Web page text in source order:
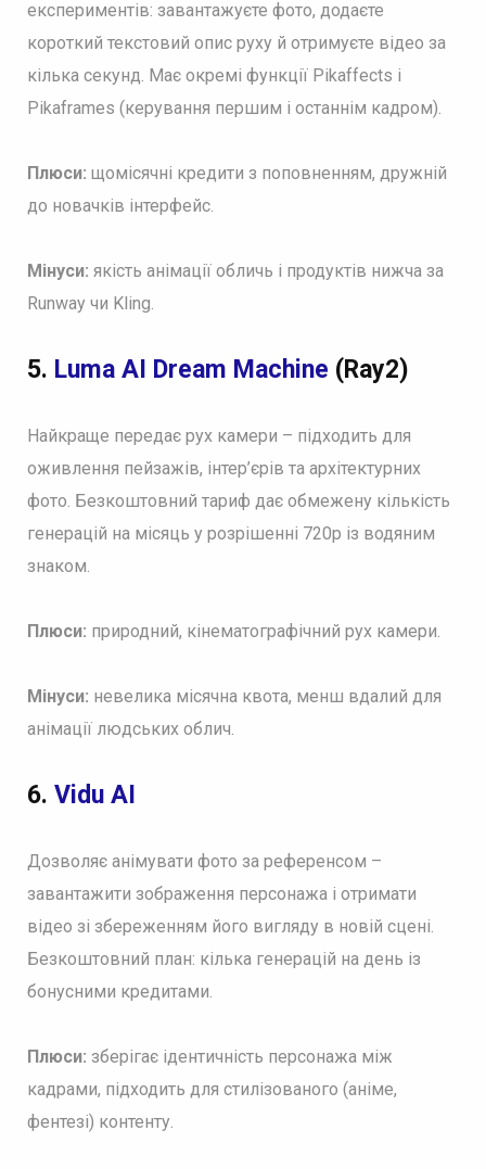
експериментів: завантажуєте фото, додаєте
короткий текстовий опис руху й отримуєте відео за
кілька секунд. Має окремі функції Pikaffects і
Pikaframes (керування першим і останнім кадром).
Плюси: щомісячні кредити з поповненням, дружній
до новачків інтерфейс.
Мінуси: якість анімації обличь і продуктів нижча за
Runway чи Kling.
5. Luma AI Dream Machine (Ray2)
Найкраще передає рух камери – підходить для
оживлення пейзажів, інтер’єрів та архітектурних
фото. Безкоштовний тариф дає обмежену кількість
генерацій на місяць у розрішенні 720p із водяним
знаком.
Плюси: природний, кінематографічний рух камери.
Мінуси: невелика місячна квота, менш вдалий для
анімації людських облич.
6. Vidu AI
Дозволяє анімувати фото за референсом –
завантажити зображення персонажа і отримати
відео зі збереженням його вигляду в новій сцені.
Безкоштовний план: кілька генерацій на день із
бонусними кредитами.
Плюси: зберігає ідентичність персонажа між
кадрами, підходить для стилізованого (аніме,
фентезі) контенту.